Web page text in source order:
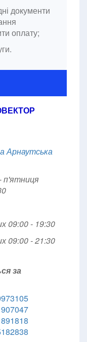
документи
оплату;
Арнаутська
п'ятниця
09:00 - 19:30
09:00 - 21:30
за